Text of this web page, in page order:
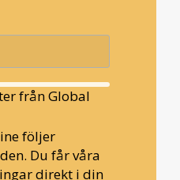
från Global
följer
Du får våra
direkt i din